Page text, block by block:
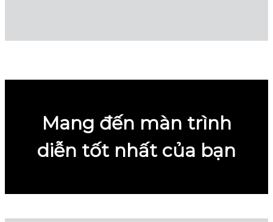
Mang đến màn trình
diễn tốt nhất của bạn